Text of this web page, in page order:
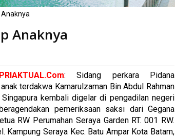
Anaknya
Anaknya
: Sidang perkara Pidana
terdakwa Kamarulzaman Bin Abdul Rahman
kembali digelar di pengadilan negeri
pemeriksaan saksi dari Gegana
RW Perumahan Seraya Garden RT. 001 RW.
Kampung Seraya Kec. Batu Ampar Kota Batam,